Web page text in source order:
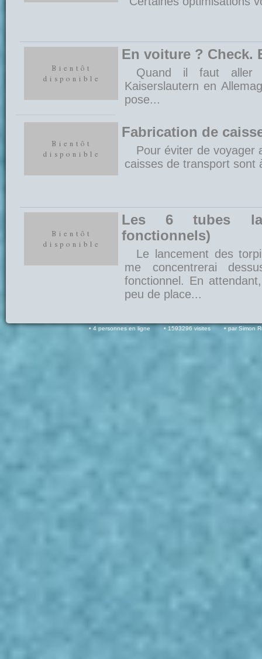
En voiture ? Check.
Quand il faut aller
Kaiserslautern en
pose...
Fabrication de
Pour éviter de voyager
caisses de transport sont
Les 6 tubes
fonctionnels)
Le lancement des
me concentrerai
fonctionnel. En
peu de place...
4 personnes en ligne 1593296 visites par Simon